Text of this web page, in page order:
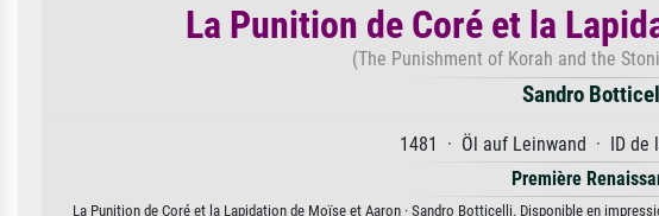
La Punition de Coré et la
(The Punishment of Korah and the
Sandro
1481 · Öl auf Leinwand · ID de
Première
La Punition de Coré et la Lapidation de Moïse et Aaron · Sandro Botticelli. Disponible en